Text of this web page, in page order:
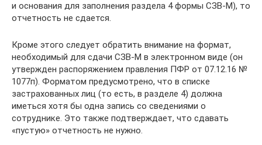
и основания для заполнения раздела 4 формы СЗВ-М), то
отчетность не сдается.
Кроме этого следует обратить внимание на формат,
необходимый для сдачи СЗВ-М в электронном виде (он
утвержден распоряжением правления ПФР от 07.12.16 №
1077п). Форматом предусмотрено, что в списке
застрахованных лиц (то есть, в разделе 4) должна
иметься хотя бы одна запись со сведениями о
сотруднике. Это также подтверждает, что сдавать
«пустую» отчетность не нужно.